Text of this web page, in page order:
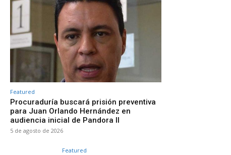
Featured
Procuraduría buscará prisión preventiva
para Juan Orlando Hernández en
audiencia inicial de Pandora II
5 de agosto de 2026
Featured